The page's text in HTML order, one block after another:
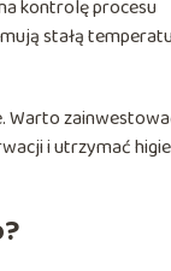
kontrolę procesu
stałą
Warto
i utrzymać